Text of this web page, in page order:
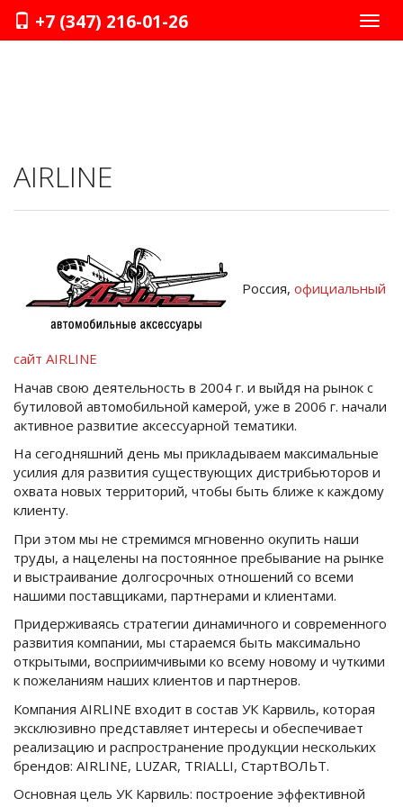
+7 (347) 216-01-26
AIRLINE
Россия, официальный
сайт AIRLINE
Начав свою деятельность в 2004 г. и выйдя на рынок с
бутиловой автомобильной камерой, уже в 2006 г. начали
активное развитие аксессуарной тематики.
На сегодняшний день мы прикладываем максимальные
усилия для развития существующих дистрибьюторов и
охвата новых территорий, чтобы быть ближе к каждому
клиенту.
При этом мы не стремимся мгновенно окупить наши
труды, а нацелены на постоянное пребывание на рынке
и выстраивание долгосрочных отношений со всеми
нашими поставщиками, партнерами и клиентами.
Придерживаясь стратегии динамичного и современного
развития компании, мы стараемся быть максимально
открытыми, восприимчивыми ко всему новому и чуткими
к пожеланиям наших клиентов и партнеров.
Компания AIRLINE входит в состав УК Карвиль, которая
эксклюзивно представляет интересы и обеспечивает
реализацию и распространение продукции нескольких
брендов: AIRLINE, LUZAR, TRIALLI, СтартВОЛЬТ.
Основная цель УК Карвиль: построение эффективной